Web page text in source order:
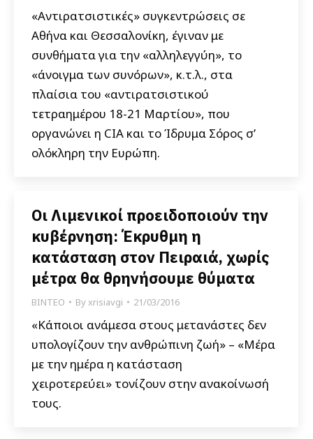
«Αντιρατσιστικές» συγκεντρώσεις σε
Αθήνα και Θεσσαλονίκη, έγιναν με
συνθήματα για την «αλληλεγγύη», το
«άνοιγμα των συνόρων», κ.τ.λ., στα
πλαίσια του «αντιρατσιστικού
τετραημέρου 18-21 Μαρτίου», που
οργανώνει η CIA και το Ίδρυμα Σόρος σ’
ολόκληρη την Ευρώπη.
Οι Λιμενικοί προειδοποιούν την
κυβέρνηση: Έκρυθμη η
κατάσταση στον Πειραιά, χωρίς
μέτρα θα θρηνήσουμε θύματα
ΒΙΝΤΕΟ Byxrisiavgi 21/03/2016
«Κάποιοι ανάμεσα στους μετανάστες δεν
υπολογίζουν την ανθρώπινη ζωή» – «Μέρα
με την ημέρα η κατάσταση
χειροτερεύει» τονίζουν στην ανακοίνωσή
τους.